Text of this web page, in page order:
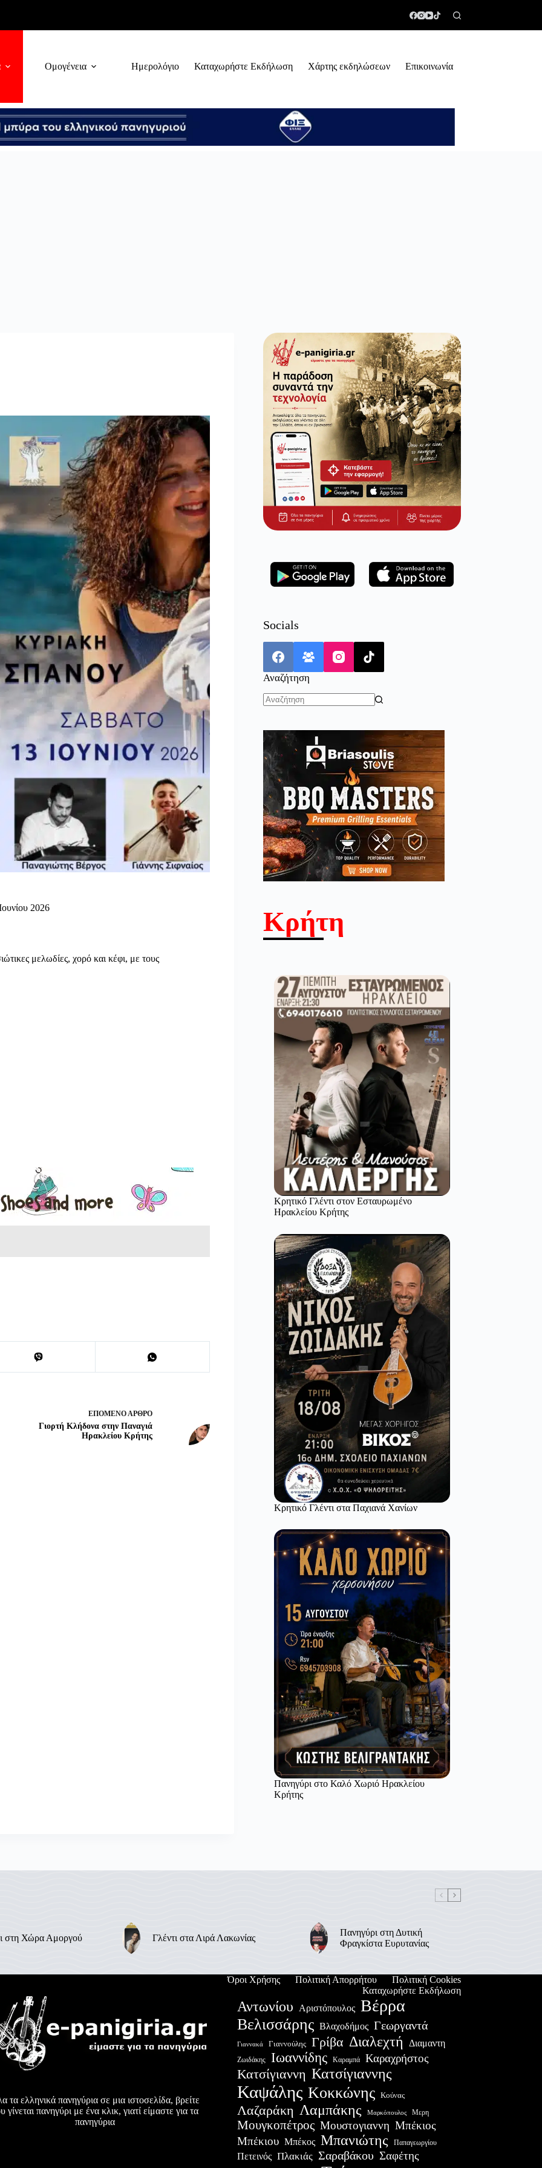
Ομογένεια Ημερολόγιο Καταχωρήστε Εκδήλωση Χάρτης εκδηλώσεων Επικοινωνία
2026
μελωδίες, χορό και κέφι, με τους
ΕΠΌΜΕΝΟ ΆΡΘΡΟ
Γιορτή Κλήδονα στην Παναγιά
Ηρακλείου Κρήτης
Socials
Αναζήτηση
Κρήτη
Κρητικό Γλέντι στον Εσταυρωμένο
Ηρακλείου Κρήτης
Κρητικό Γλέντι στα Παχιανά Χανίων
Πανηγύρι στο Καλό Χωριό Ηρακλείου
Κρήτης
στη Χώρα Αμοργού Γλέντι στα Λιρά Λακωνίας
Πανηγύρι στη Δυτική
Φραγκίστα Ευρυτανίας
Όροι Χρήσης Πολιτική Απορρήτου
Πολιτική Cookies
Καταχωρήστε Εκδήλωση
τα ελληνικά πανηγύρια σε μια ιστοσελίδα, βρείτε
γίνεται πανηγύρι με ένα κλικ, γιατί είμαστε για τα
πανηγύρια
Αντωνίου Αριστόπουλος Βέρρα
Βελισσάρης Βλαχοδήμος Γεωργαντά
Γιαννακά Γιαννούλης Γρίβα Διαλεχτή Διαμαντη
Ζωιδάκης Ιωαννίδης Καραμπά Καραχρήστος
Κατσίγιαννη Κατσίγιαννης
Καψάλης Κοκκώνης Κούνας
Λαζαράκη Λαμπάκης Μαρκόπουλος Μερη
Μουγκοπέτρος Μουστογιαννη Μπέκιος
Μπέκιου Μπέκος Μπανιώτης Παπαγεωργίου
Πετεινός Πλακιάς Σαραβάκου Σαφέτης